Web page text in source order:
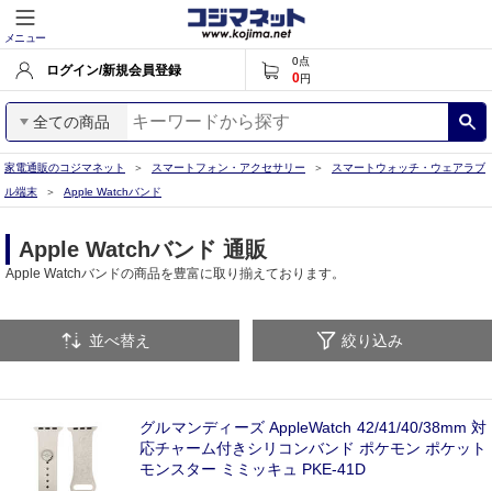
メニュー
ログイン/新規会員登録
0点
0円
全ての商品
家電通販のコジマネット スマートフォン・アクセサリー
スマートウォッチ・ウェアラブ
ル端末
Apple Watchバンド
Apple Watchバンド 通販
Apple Watchバンドの商品を豊富に取り揃えております。
並べ替え 絞り込み
グルマンディーズ AppleWatch 42/41/40/38mm 対
応チャーム付きシリコンバンド ポケモン ポケット
モンスター ミミッキュ PKE-41D